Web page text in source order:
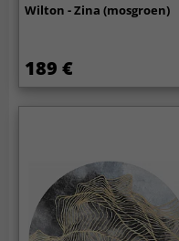
Wilton - Zina (mosgroen)
189 €